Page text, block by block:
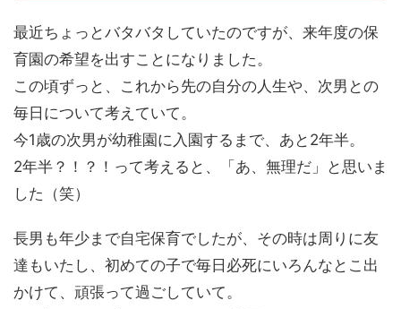
最近ちょっとバタバタしていたのですが、来年度の保
育園の希望を出すことになりました。
この頃ずっと、これから先の自分の人生や、次男との
毎日について考えていて。
今1歳の次男が幼稚園に入園するまで、あと2年半。
2年半？！？！って考えると、「あ、無理だ」と思いま
した（笑）
長男も年少まで自宅保育でしたが、その時は周りに友
達もいたし、初めての子で毎日必死にいろんなとこ出
かけて、頑張って過ごしていて。